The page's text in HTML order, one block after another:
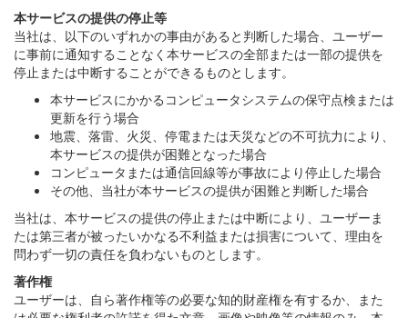
本サービスの提供の停止等
当社は、以下のいずれかの事由があると判断した場合、ユーザー
に事前に通知することなく本サービスの全部または一部の提供を
停止または中断することができるものとします。
本サービスにかかるコンピュータシステムの保守点検または
更新を行う場合
地震、落雷、火災、停電または天災などの不可抗力により、
本サービスの提供が困難となった場合
コンピュータまたは通信回線等が事故により停止した場合
その他、当社が本サービスの提供が困難と判断した場合
当社は、本サービスの提供の停止または中断により、ユーザーま
たは第三者が被ったいかなる不利益または損害について、理由を
問わず一切の責任を負わないものとします。
著作権
ユーザーは、自ら著作権等の必要な知的財産権を有するか、また